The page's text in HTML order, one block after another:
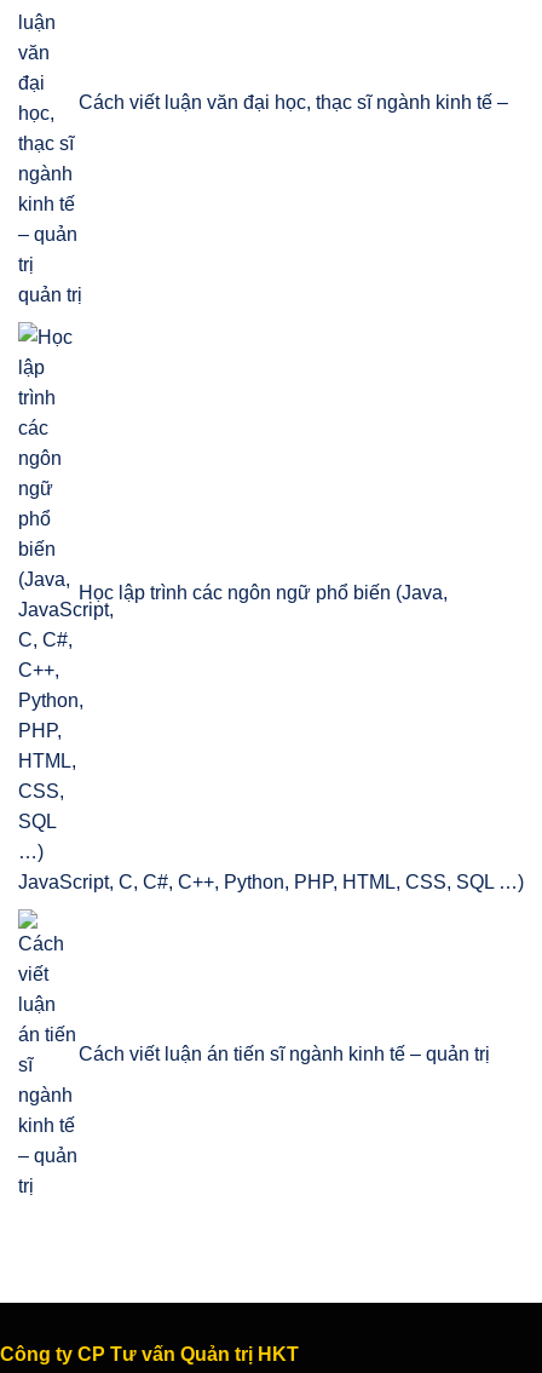
Cách viết luận văn đại học, thạc sĩ ngành kinh tế –
quản trị
Học lập trình các ngôn ngữ phổ biến (Java,
JavaScript, C, C#, C++, Python, PHP, HTML, CSS, SQL …)
Cách viết luận án tiến sĩ ngành kinh tế – quản trị
Công ty CP Tư vấn Quản trị HKT